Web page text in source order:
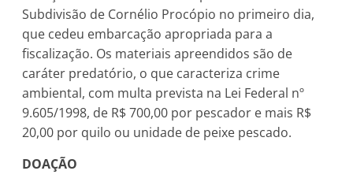
Subdivisão de Cornélio Procópio no primeiro dia,
que cedeu embarcação apropriada para a
fiscalização. Os materiais apreendidos são de
caráter predatório, o que caracteriza crime
ambiental, com multa prevista na Lei Federal nº
9.605/1998, de R$ 700,00 por pescador e mais R$
20,00 por quilo ou unidade de peixe pescado.
DOAÇÃO